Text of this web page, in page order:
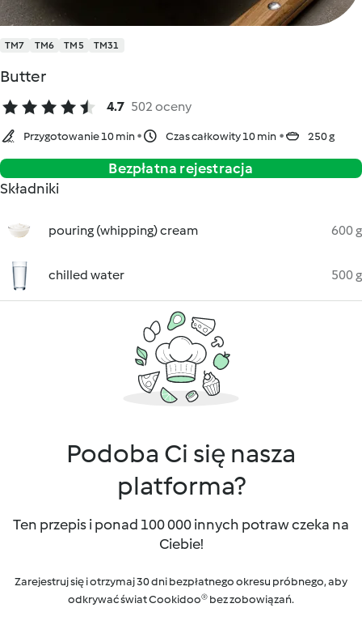
TM7 TM6 TM5 TM31
Butter
4.7 502 oceny
Przygotowanie 10 min Czas całkowity 10 min 250 g
Bezpłatna rejestracja
Składniki
pouring (whipping) cream 600 g
chilled water 500 g
Podoba Ci się nasza
platforma?
Ten przepis i ponad 100 000 innych potraw czeka na
Ciebie!
Zarejestruj się i otrzymaj 30 dni bezpłatnego okresu próbnego, aby
odkrywać świat Cookidoo® bez zobowiązań.